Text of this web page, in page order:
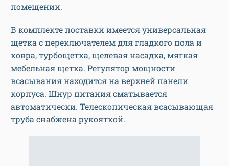
помещении.
В комплекте поставки имеется универсальная
щетка с переключателем для гладкого пола и
ковра, турбощетка, щелевая насадка, мягкая
мебельная щетка. Регулятор мощности
всасывания находится на верхней панели
корпуса. Шнур питания сматывается
автоматически. Телескопическая всасывающая
труба снабжена рукояткой.